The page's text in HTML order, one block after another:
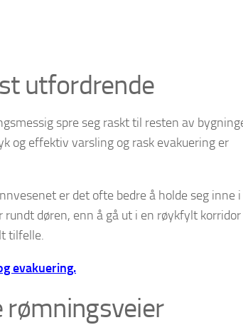
utfordrende
spre seg raskt til resten av
og effektiv varsling og rask evakuering er
er det ofte bedre å holde seg inne i
døren, enn å gå ut i en røykfylt
tilfelle.
evakuering.
rømningsveier